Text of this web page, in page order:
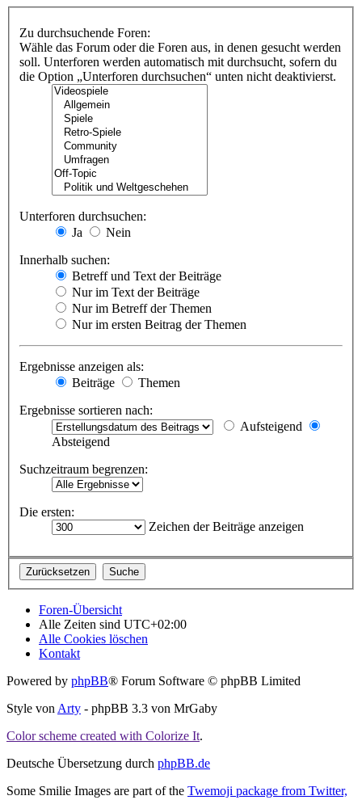
Zu durchsuchende Foren:
Wähle das Forum oder die Foren aus, in denen gesucht werden
soll. Unterforen werden automatisch mit durchsucht, sofern du
die Option „Unterforen durchsuchen“ unten nicht deaktivierst.
Unterforen durchsuchen:
Ja
Nein
Innerhalb suchen:
Betreff und Text der Beiträge
Nur im Text der Beiträge
Nur im Betreff der Themen
Nur im ersten Beitrag der Themen
Ergebnisse anzeigen als:
Beiträge
Themen
Ergebnisse sortieren nach:
Aufsteigend
Absteigend
Suchzeitraum begrenzen:
Die ersten:
Zeichen der Beiträge anzeigen
Foren-Übersicht
Alle Zeiten sind UTC+02:00
Alle Cookies löschen
Kontakt
Powered by phpBB® Forum Software © phpBB Limited
Style von Arty - phpBB 3.3 von MrGaby
Color scheme created with Colorize It.
Deutsche Übersetzung durch phpBB.de
Some Smilie Images are part of the Twemoji package from Twitter,